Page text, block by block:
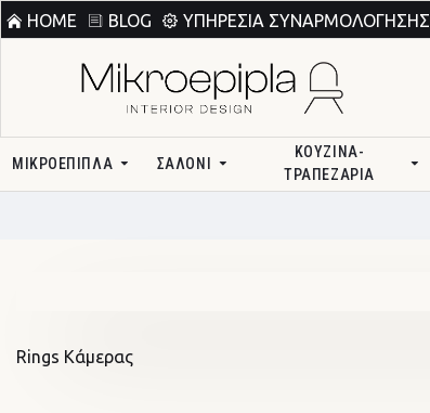
HOME BLOG ΥΠΗΡΕΣΊΑ ΣΥΝΑΡΜΟΛΌΓΗΣΗΣ.
ΜΙΚΡΟΕΠΙΠΛΑ ΣΑΛΌΝΙ
ΚΟΥΖΊΝΑ-
ΤΡΑΠΕΖΑΡΊΑ
Rings Κάμερας